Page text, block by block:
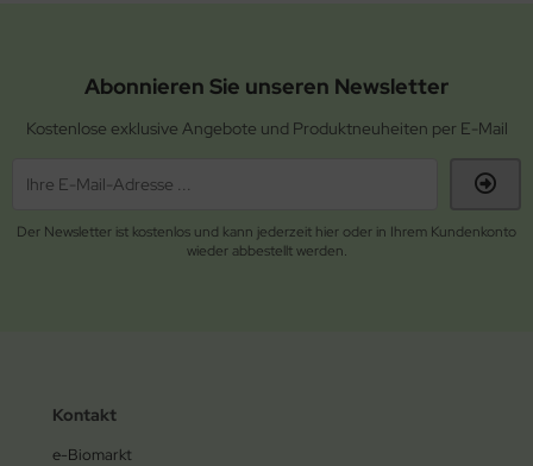
Abonnieren Sie unseren Newsletter
Kostenlose exklusive Angebote und Produktneuheiten per E-Mail
Der Newsletter ist kostenlos und kann jederzeit hier oder in Ihrem Kundenkonto
wieder abbestellt werden.
Kontakt
e-Biomarkt